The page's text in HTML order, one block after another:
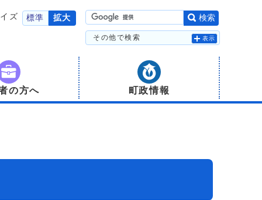
ズ 標準 拡大 検索
その他で検索 表示
の方へ 町政情報